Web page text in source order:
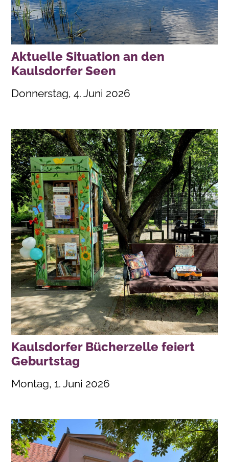
Aktuelle Situation an den
Kaulsdorfer Seen
Donnerstag, 4. Juni 2026
Kaulsdorfer Bücherzelle feiert
Geburtstag
Montag, 1. Juni 2026